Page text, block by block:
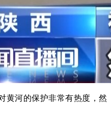
河的保护非常有热度，然